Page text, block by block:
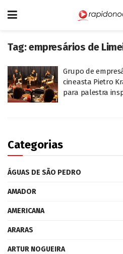
Tag:empresários de
Grupo de
cineasta Pietro
para palestra
Categorias
ÁGUAS DE SÃO PEDRO
AMADOR
AMERICANA
ARARAS
ARTUR NOGUEIRA